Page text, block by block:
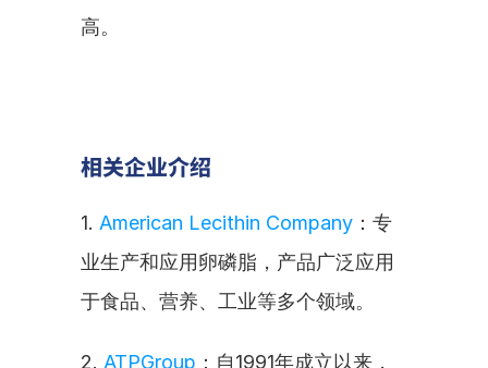
高。
相关企业介绍
1. American Lecithin Company ：专
业生产和应用卵磷脂，产品广泛应用
于食品、营养、工业等多个领域。
2. ATPGroup ：自1991年成立以来，